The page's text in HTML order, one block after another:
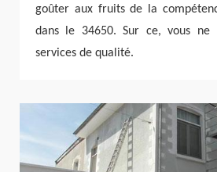
goûter aux fruits de la
dans le 34650. Sur ce, vous ne
services de qualité.